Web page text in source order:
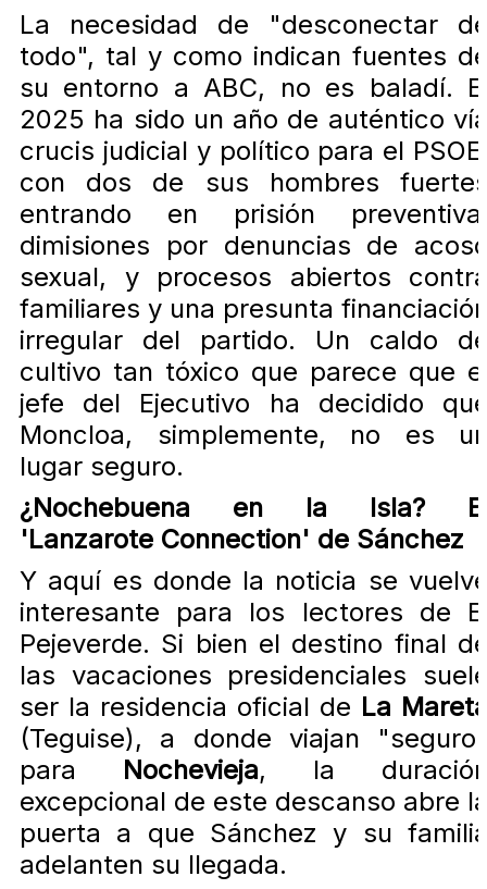
La necesidad de "desconectar
todo", tal y como indican fuentes
su entorno a ABC, no es baladí.
2025 ha sido un año de auténtico
crucis judicial y político para el
con dos de sus hombres
entrando en prisión
dimisiones por denuncias de
sexual, y procesos abiertos
familiares y una presunta
irregular del partido. Un caldo
cultivo tan tóxico que parece que
jefe del Ejecutivo ha decidido
Moncloa, simplemente, no es
lugar seguro.
¿Nochebuena en la Isla?
'Lanzarote Connection' de Sánchez
Y aquí es donde la noticia se
interesante para los lectores de
Pejeverde. Si bien el destino final
las vacaciones presidenciales
ser la residencia oficial de La
(Teguise), a donde viajan
para Nochevieja, la
excepcional de este descanso abre
puerta a que Sánchez y su
adelanten su llegada.